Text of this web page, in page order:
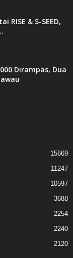
RISE & S-SEED,
Dirampas, Dua
15669
11247
10597
3688
2254
2240
2120